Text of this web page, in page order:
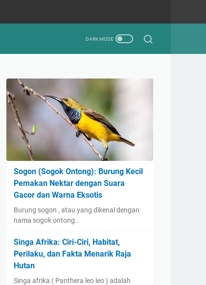
Sogon (Sogok Ontong): Burung Kecil
Pemakan Nektar dengan Suara
Gacor dan Warna Eksotis
Burung sogon , atau yang dikenal dengan
nama sogok ontong…
Singa Afrika: Ciri-Ciri, Habitat,
Perilaku, dan Fakta Menarik Raja
Hutan
Singa afrika ( Panthera leo leo ) adalah